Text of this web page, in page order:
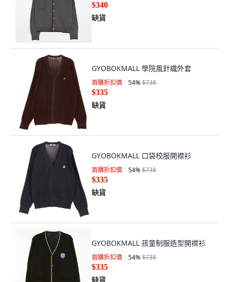
$340
缺貨
GYOBOKMALL 學院風針織外套
首購折扣價 54%$738
$335
缺貨
GYOBOKMALL 口袋校服開襟衫
首購折扣價 54%$738
$335
缺貨
GYOBOKMALL 孩童制服造型開襟衫
首購折扣價 54%$738
$335
缺貨